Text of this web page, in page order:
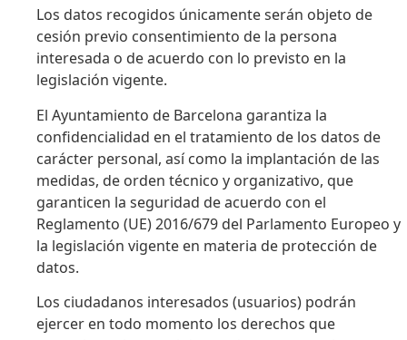
Los datos recogidos únicamente serán objeto de
cesión previo consentimiento de la persona
interesada o de acuerdo con lo previsto en la
legislación vigente.
El Ayuntamiento de Barcelona garantiza la
confidencialidad en el tratamiento de los datos de
carácter personal, así como la implantación de las
medidas, de orden técnico y organizativo, que
garanticen la seguridad de acuerdo con el
Reglamento (UE) 2016/679 del Parlamento Europeo y
la legislación vigente en materia de protección de
datos.
Los ciudadanos interesados (usuarios) podrán
ejercer en todo momento los derechos que